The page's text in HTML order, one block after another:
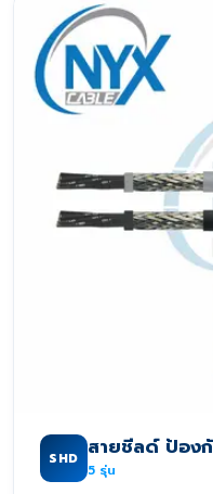
SHD สายชีลด์ ป้อ
5 รุ่น